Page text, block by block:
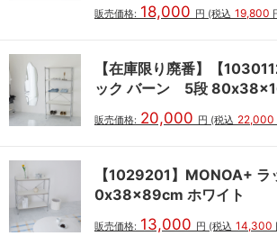
販売価格: 18,000 円 (税込 19,800
【在庫限り廃番】【
ック バーン 5段
販売価格: 20,000 円 (税込 22,000
【1029201】MONOA+ ラ
0x38x89cm ホワイト
販売価格: 13,000 円 (税込 14,300